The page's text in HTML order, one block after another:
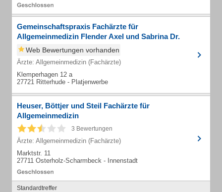
Gemeinschaftspraxis Fachärzte für
Allgemeinmedizin Flender Axel und Sabrina Dr.
Web Bewertungen vorhanden
Ärzte: Allgemeinmedizin (Fachärzte)
Klemperhagen 12 a
27721 Ritterhude - Platjenwerbe
Heuser, Böttjer und Steil Fachärzte für
Allgemeinmedizin
3 Bewertungen
Ärzte: Allgemeinmedizin (Fachärzte)
Marktstr. 11
27711 Osterholz-Scharmbeck - Innenstadt
Standardtreffer